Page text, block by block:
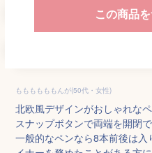
この商品
ももももももんが(50代・女性)
北欧風デザインがおしゃれな
スナップボタンで両端を開閉
一般的なペンなら8本前後は